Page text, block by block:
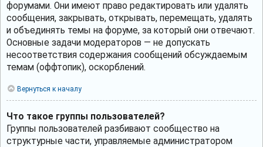
форумами. Они имеют право редактировать или удалять
сообщения, закрывать, открывать, перемещать, удалять
и объединять темы на форуме, за который они отвечают.
Основные задачи модераторов — не допускать
несоответствия содержания сообщений обсуждаемым
темам (оффтопик), оскорблений.
Вернуться к началу
Что такое группы пользователей?
Группы пользователей разбивают сообщество на
структурные части, управляемые администратором